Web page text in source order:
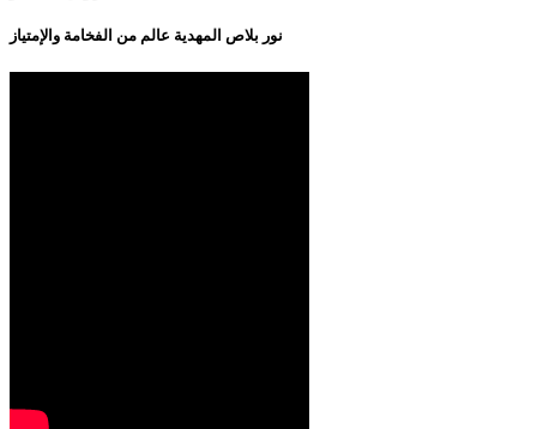
نور بلاص المهدية عالم من الفخامة والإمتياز